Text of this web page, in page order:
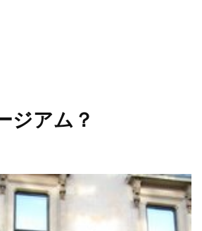
ジアム？